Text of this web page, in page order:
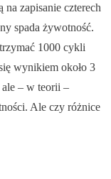
zapisanie czterech
spada żywotność.
1000 cykli
wynikiem około 3
ale – w teorii –
Ale czy różnice